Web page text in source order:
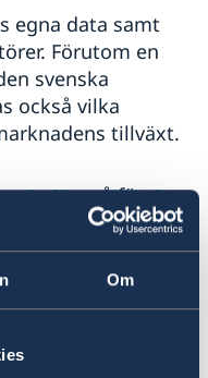
Om
egna data samt
Förutom en
svenska
också vilka
tillväxt.
att små företag
i större
länder, att
och att
har